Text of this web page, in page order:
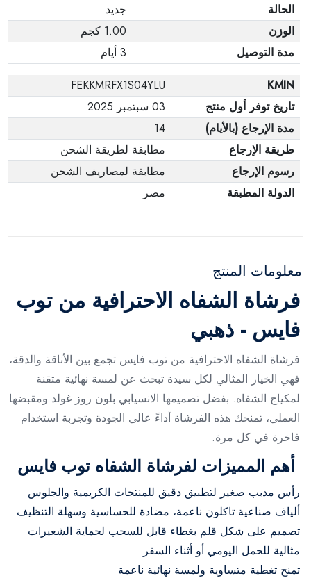
الحالة
جديد
الوزن
1.00 كجم
مدة التوصيل
3 أيام
KMIN
FEKKMRFX1S04YLU
تاريخ توفر أول منتج
03 سبتمبر 2025
مدة الإرجاع (بالأيام)
14
طريقة الإرجاع
مطابقة لطريقة الشحن
رسوم الإرجاع
مطابقة لمصاريف الشحن
الدولة المطبقة
مصر
معلومات المنتج
فرشاة الشفاه الاحترافية من توب
فايس - ذهبي
فرشاة الشفاه الاحترافية من توب فايس تجمع بين الأناقة والدقة،
فهي الخيار المثالي لكل سيدة تبحث عن لمسة نهائية متقنة
لمكياج الشفاه. بفضل تصميمها الانسيابي بلون روز غولد ومقبضها
العملي، تمنحك هذه الفرشاة أداءً عالي الجودة وتجربة استخدام
فاخرة في كل مرة.
أهم المميزات لفرشاة الشفاه توب فايس
رأس مدبب صغير لتطبيق دقيق للمنتجات الكريمية والجلوس
ألياف صناعية تاكلون ناعمة، مضادة للحساسية وسهلة التنظيف
تصميم على شكل قلم بغطاء قابل للسحب لحماية الشعيرات
مثالية للحمل اليومي أو أثناء السفر
تمنح تغطية متساوية ولمسة نهائية ناعمة